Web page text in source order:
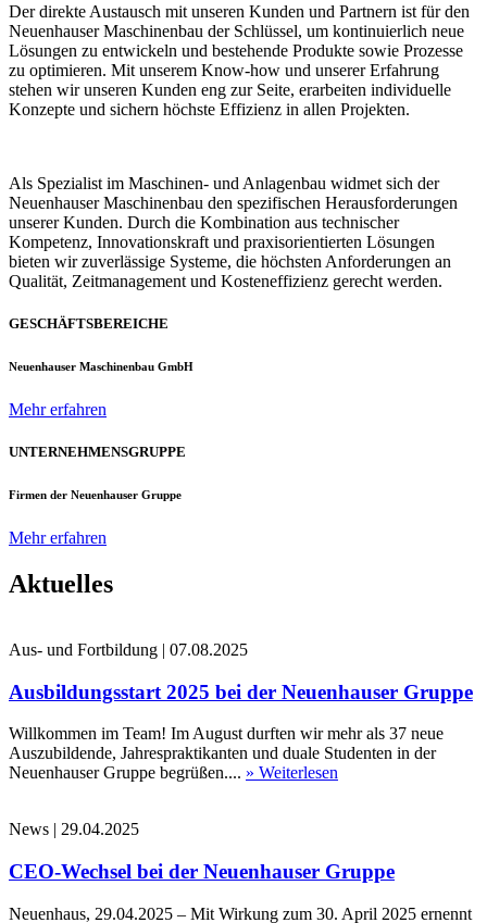
Der direkte Austausch mit unseren Kunden und Partnern ist für den
Neuenhauser Maschinenbau der Schlüssel, um kontinuierlich neue
Lösungen zu entwickeln und bestehende Produkte sowie Prozesse
zu optimieren. Mit unserem Know-how und unserer Erfahrung
stehen wir unseren Kunden eng zur Seite, erarbeiten individuelle
Konzepte und sichern höchste Effizienz in allen Projekten.
Als Spezialist im Maschinen- und Anlagenbau widmet sich der
Neuenhauser Maschinenbau den spezifischen Herausforderungen
unserer Kunden. Durch die Kombination aus technischer
Kompetenz, Innovationskraft und praxisorientierten Lösungen
bieten wir zuverlässige Systeme, die höchsten Anforderungen an
Qualität, Zeitmanagement und Kosteneffizienz gerecht werden.
GESCHÄFTSBEREICHE
Neuenhauser Maschinenbau GmbH
Mehr erfahren
UNTERNEHMENSGRUPPE
Firmen der Neuenhauser Gruppe
Mehr erfahren
Aktuelles
Aus- und Fortbildung | 07.08.2025
Ausbildungsstart 2025 bei der Neuenhauser Gruppe
Willkommen im Team! Im August durften wir mehr als 37 neue
Auszubildende, Jahrespraktikanten und duale Studenten in der
Neuenhauser Gruppe begrüßen.... » Weiterlesen
News | 29.04.2025
CEO-Wechsel bei der Neuenhauser Gruppe
Neuenhaus, 29.04.2025 – Mit Wirkung zum 30. April 2025 ernennt